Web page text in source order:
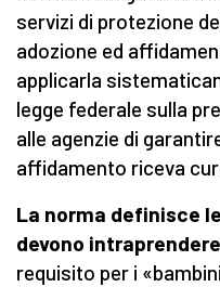
servizi di protezione
adozione ed
applicarla
legge federale sulla
alle agenzie di
affidamento riceva
La norma definisce
devono intraprendere
requisito per i